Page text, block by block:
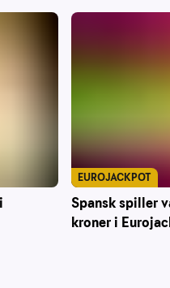
Spansk spiller
kroner i
EUROJACKPOT